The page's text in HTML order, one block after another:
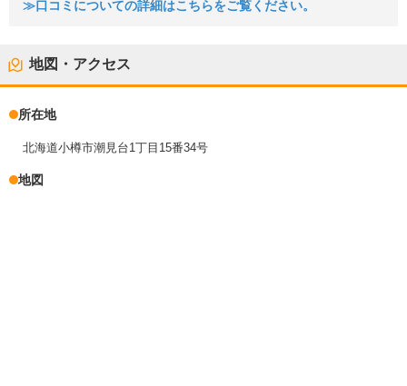
≫口コミについての詳細はこちらをご覧ください。
地図・アクセス
所在地
北海道小樽市潮見台1丁目15番34号
地図